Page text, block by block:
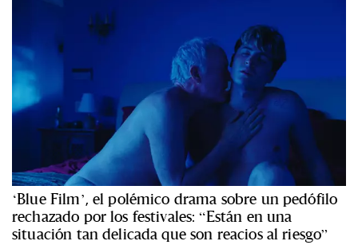
‘Blue Film’, el polémico drama sobre un pedófilo
rechazado por los festivales: “Están en una
situación tan delicada que son reacios al riesgo”